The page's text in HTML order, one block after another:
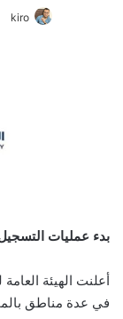
kiro
بدء عمليات
أعلنت الهيئة
في عدة مناطق